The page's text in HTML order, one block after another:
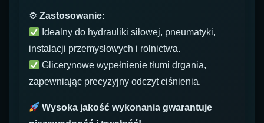
⚙ Zastosowanie:
Idealny do hydrauliki siłowej, pneumatyki,
instalacji przemysłowych i rolnictwa.
Glicerynowe wypełnienie tłumi drgania,
zapewniając precyzyjny odczyt ciśnienia.
Wysoka jakość wykonania gwarantuje